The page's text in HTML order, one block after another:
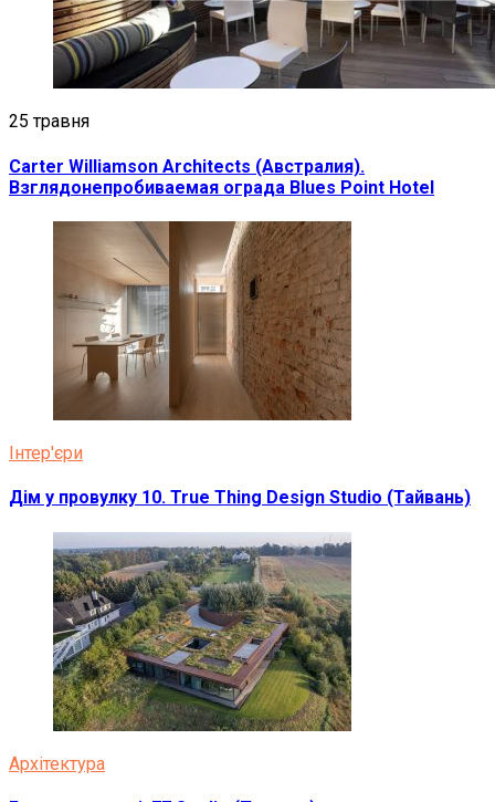
25 травня
Carter Williamson Architects (Австралия).
Взглядонепробиваемая ограда Blues Point Hotel
Інтер'єри
Дім у провулку 10. True Thing Design Studio (Тайвань)
Архітектура